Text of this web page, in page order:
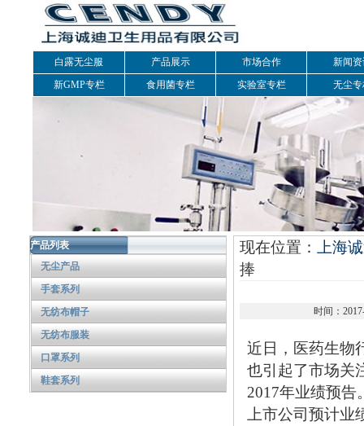
白露无尘服 产品展示 市场合作
新闻资
新GMP专栏
食用菌专栏 实验室专栏 无尘专
产品列表
无尘产品
手套系列
无纺布帽子
无纺布服装
口罩系列
鞋套系列
现在位置：
上海
捧
时间：
近日，医药生物
也引起了市场关
2017年业绩预告
上市公司预计